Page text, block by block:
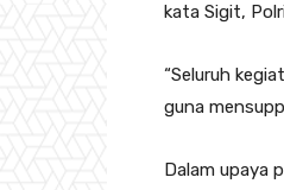
kata Sigit,
“Seluruh
guna
Dalam upaya